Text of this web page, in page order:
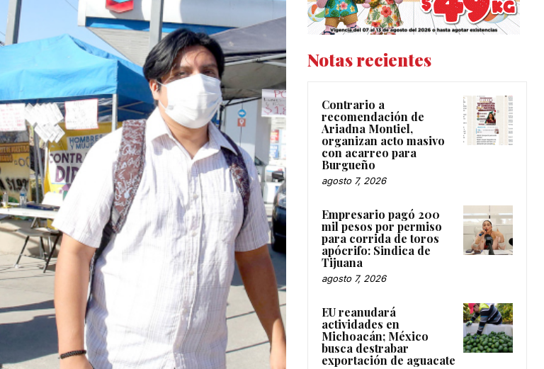
Notas recientes
Contrario a
recomendación de
Ariadna Montiel,
organizan acto masivo
con acarreo para
Burgueño
agosto 7, 2026
Empresario pagó 200
mil pesos por permiso
para corrida de toros
apócrifo: Sindica de
Tijuana
agosto 7, 2026
EU reanudará
actividades en
Michoacán; México
busca destrabar
exportación de aguacate